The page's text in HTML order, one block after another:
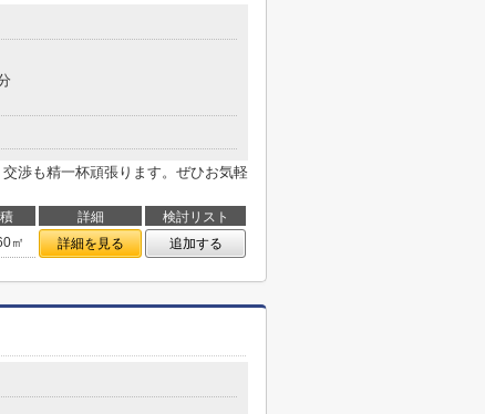
渉も精一杯頑張ります。ぜひお気軽
詳細
検討リスト
㎡ 詳細を見る 追加する